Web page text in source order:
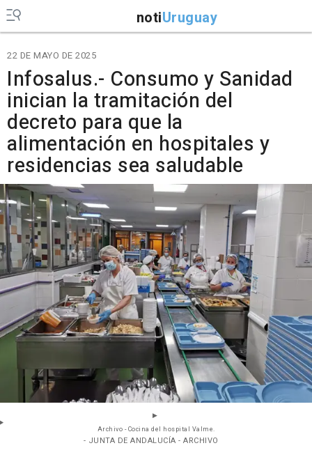
notiUruguay
22 DE MAYO DE 2025
Infosalus.- Consumo y Sanidad
inician la tramitación del
decreto para que la
alimentación en hospitales y
residencias sea saludable
Archivo - Cocina del hospital Valme.
- JUNTA DE ANDALUCÍA - ARCHIVO